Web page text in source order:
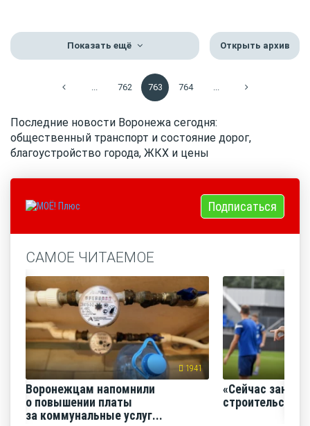
Показать ещё Открыть архив
... 762 763 764 ...
Последние новости Воронежа сегодня:
общественный транспорт и состояние дорог,
благоустройство города, ЖКХ и цены
Подписаться
САМОЕ ЧИТАЕМОЕ
1941
Воронежцам напомнили
о повышении платы
за коммунальные услуг...
«Сейчас